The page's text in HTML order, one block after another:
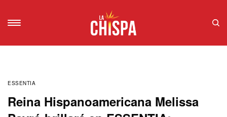
ESSENTIA
Reina Hispanoamericana Melissa